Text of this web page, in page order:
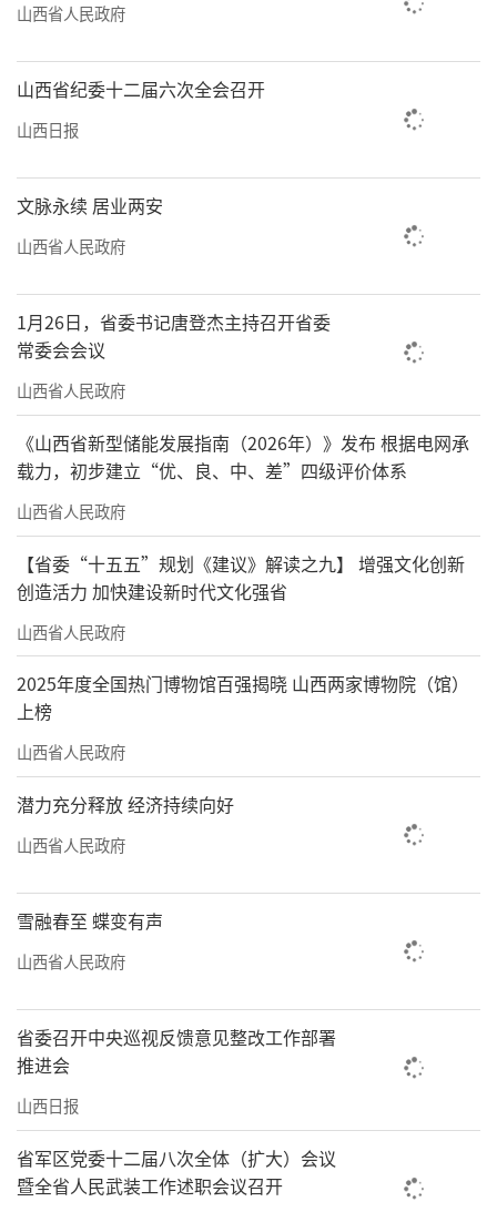
山西省人民政府
山西省纪委十二届六次全会召开
山西日报
文脉永续 居业两安
山西省人民政府
1月26日，省委书记唐登杰主持召开省委
常委会会议
山西省人民政府
《山西省新型储能发展指南（2026年）》发布 根据电网承
载力，初步建立“优、良、中、差”四级评价体系
山西省人民政府
【省委“十五五”规划《建议》解读之九】 增强文化创新
创造活力 加快建设新时代文化强省
山西省人民政府
2025年度全国热门博物馆百强揭晓 山西两家博物院（馆）
上榜
山西省人民政府
潜力充分释放 经济持续向好
山西省人民政府
雪融春至 蝶变有声
山西省人民政府
省委召开中央巡视反馈意见整改工作部署
推进会
山西日报
省军区党委十二届八次全体（扩大）会议
暨全省人民武装工作述职会议召开